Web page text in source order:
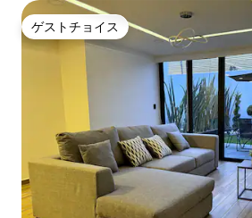
ゲストチョイス
ゲストチョイス